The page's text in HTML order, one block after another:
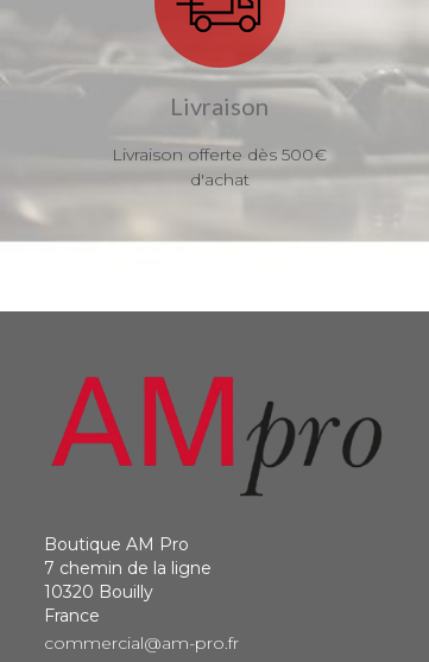
Livraison
Livraison offerte dès 500€
d'achat
Boutique AM Pro
7 chemin de la ligne
10320 Bouilly
France
commercial@am-pro.fr